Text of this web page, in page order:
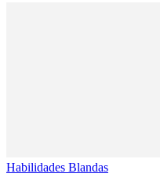
Habilidades Blandas